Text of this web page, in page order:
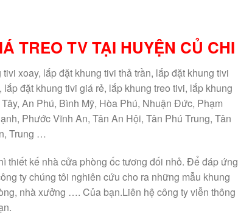
TREO TV TẠI HUYỆN CỦ CHI
xoay, lắp đặt khung tivi thả trần, lắp đặt khung tivi
đặt khung tivi giá rẻ, lắp khung treo tivi, lắp khung
An Phú, Bình Mỹ, Hòa Phú, Nhuận Đức, Phạm
Phước Vĩnh An, Tân An Hội, Tân Phú Trung, Tân
Trung …
thiết kế nhà cửa phòng ốc tương đối nhỏ. Để đáp ứng
ty chúng tôi nghiên cứu cho ra những mẫu khung
nhà xưởng …. Của bạn.Liên hệ công ty viễn thông